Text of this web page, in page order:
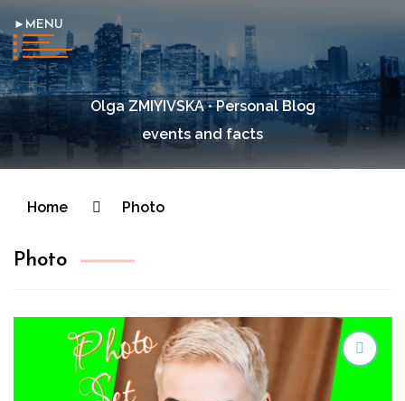
►MENU
Olga ZMIYIVSKA • Personal Blog
events and facts
Home Photo
Photo